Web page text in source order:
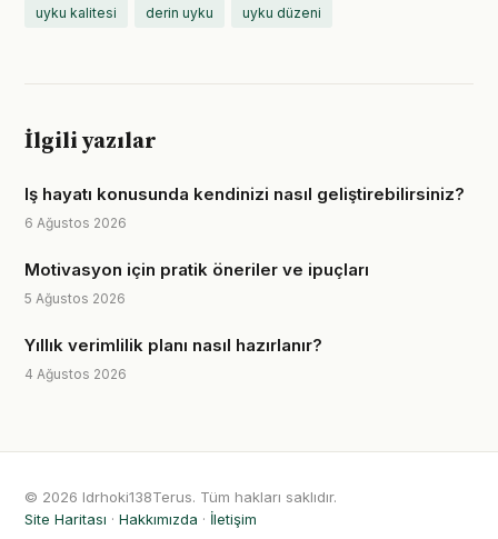
uyku kalitesi derin uyku uyku düzeni
İlgili yazılar
Iş hayatı konusunda kendinizi nasıl geliştirebilirsiniz?
6 Ağustos 2026
Motivasyon için pratik öneriler ve ipuçları
5 Ağustos 2026
Yıllık verimlilik planı nasıl hazırlanır?
4 Ağustos 2026
© 2026 Idrhoki138Terus. Tüm hakları saklıdır.
Site Haritası · Hakkımızda · İletişim